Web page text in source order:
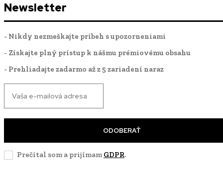
Newsletter
- Nikdy nezmeškajte príbeh s upozorneniami
- Získajte plný prístup k nášmu prémiovému obsahu
- Prehliadajte zadarmo až z 5 zariadení naraz
ODOBERAŤ
Prečítal som a prijímam GDPR.